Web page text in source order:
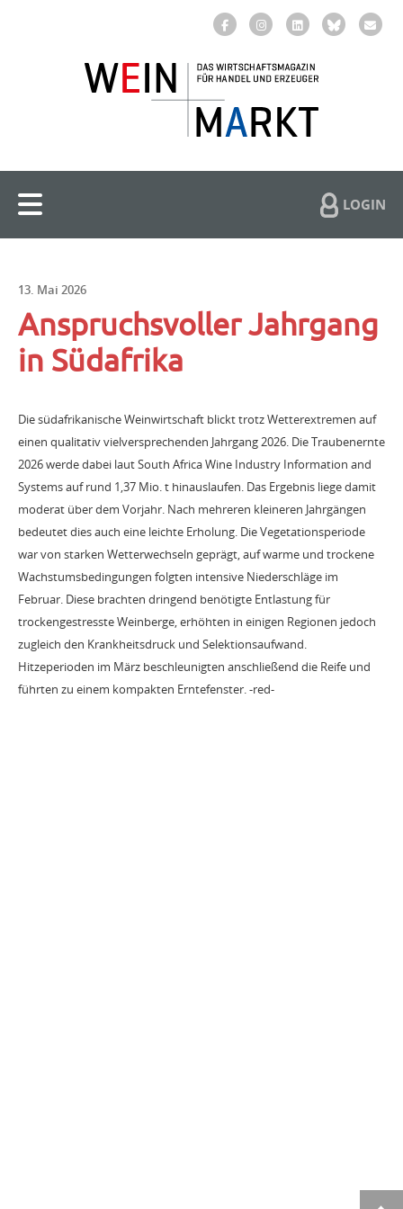
LOGIN
13. Mai 2026
Anspruchsvoller Jahrgang
in Südafrika
Die südafrikanische Weinwirtschaft blickt trotz Wetterextremen auf
einen qualitativ vielversprechenden Jahrgang 2026. Die Traubenernte
2026 werde dabei laut South Africa Wine Industry Information and
Systems auf rund 1,37 Mio. t hinauslaufen. Das Ergebnis liege damit
moderat über dem Vorjahr. Nach mehreren kleineren Jahrgängen
bedeutet dies auch eine leichte Erholung. Die Vegetationsperiode
war von starken Wetterwechseln geprägt, auf warme und trockene
Wachstumsbedingungen folgten intensive Niederschläge im
Februar. Diese brachten dringend benötigte Entlastung für
trockengestresste Weinberge, erhöhten in einigen Regionen jedoch
zugleich den Krankheitsdruck und Selektionsaufwand.
Hitzeperioden im März beschleunigten anschließend die Reife und
führten zu einem kompakten Erntefenster. -red-